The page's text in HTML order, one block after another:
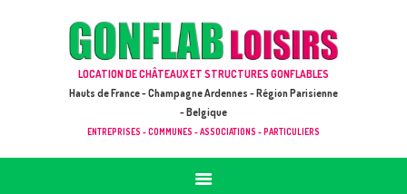
LOCATION DE CHÂTEAUX ET STRUCTURES GONFLABLES
Hauts de France - Champagne Ardennes - Région Parisienne
- Belgique
ENTREPRISES - COMMUNES - ASSOCIATIONS - PARTICULIERS
GONFLAB LOISIRS
ACCUEIL
JEUX À LOUER & PRESTATIONS
CATALOGUE / TARIF
DEMANDE DE DEVIS (SOUS 24H)